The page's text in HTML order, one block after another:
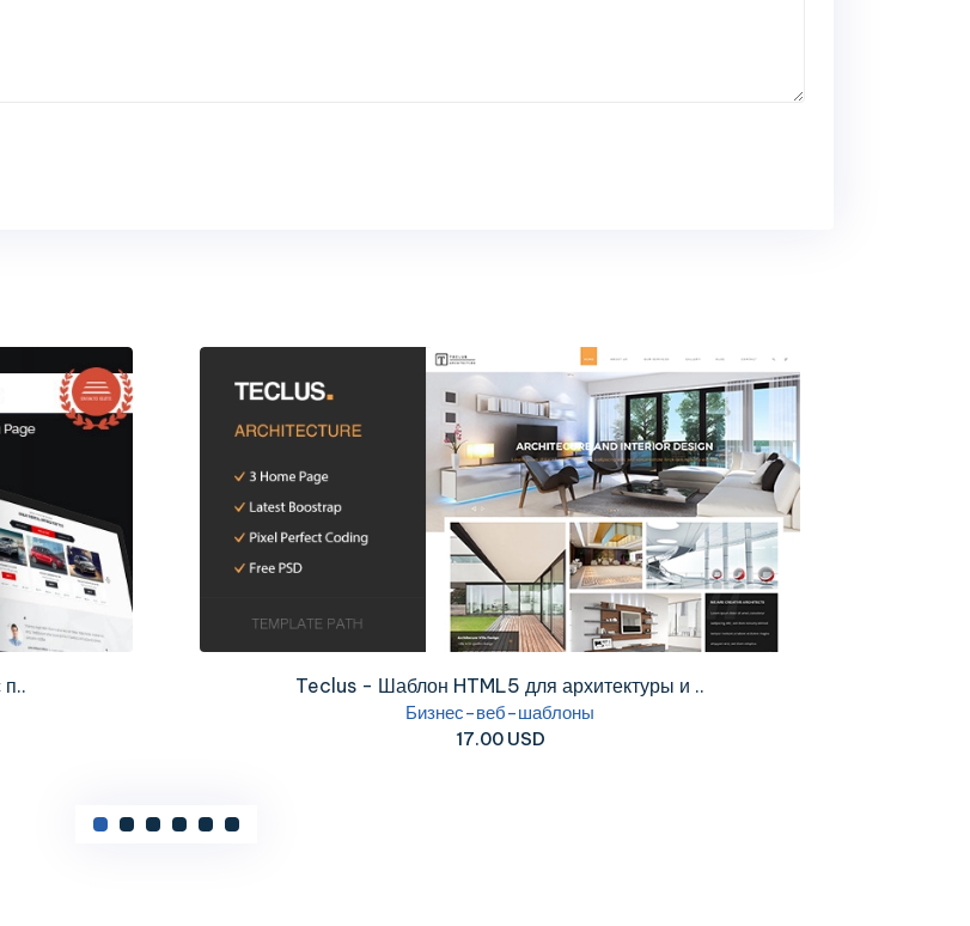
Teclus - Шаблон HTML5 для архитектуры и ..
Бизнес-веб-шаблоны
17.00 USD